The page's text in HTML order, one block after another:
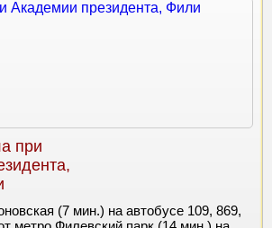
при
(7 мин.) на автобусе 109, 869,